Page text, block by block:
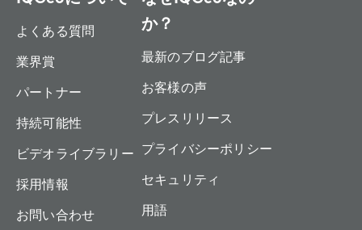
よくある質問
業界賞
パートナー
持続可能性
ビデオライブラリー
採用情報
お問い合わせ
か？
最新のブログ記事
お客様の声
プレスリリース
プライバシーポリシー
セキュリティ
用語